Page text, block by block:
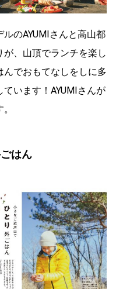
のAYUMIさんと高山都
、山頂でランチを楽し
でおもてなしをしに多
います！AYUMIさんが
はん